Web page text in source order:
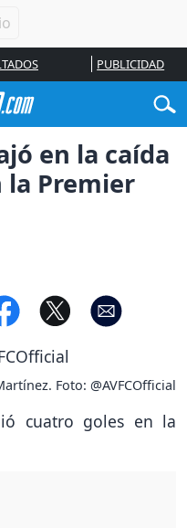
PUBLICIDAD
en la caída
la Premier
Foto: @AVFCOfficial
cuatro goles en la